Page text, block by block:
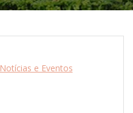
Notícias e Eventos